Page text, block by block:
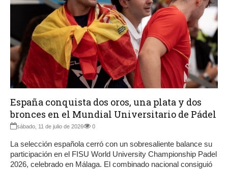
España conquista dos oros, una plata y dos
bronces en el Mundial Universitario de Pádel
sábado, 11 de julio de 2026 0
La selección española cerró con un sobresaliente balance su
participación en el FISU World University Championship Padel
2026, celebrado en Málaga. El combinado nacional consiguió